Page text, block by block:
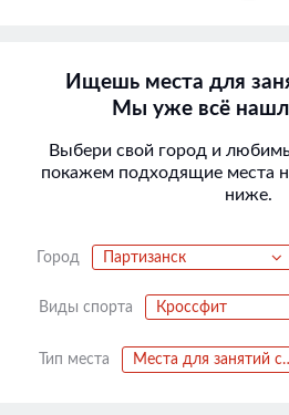
Ищешь места для
Мы уже всё
Выбери свой город и
покажем подходящие места
ниже.
Город Партизанск
Виды спорта Кроссфит
Тип места Места для